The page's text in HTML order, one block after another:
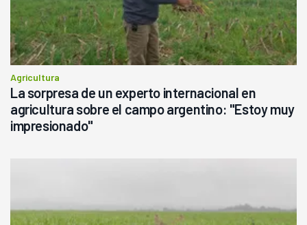
Agricultura
La sorpresa de un experto internacional en
agricultura sobre el campo argentino: "Estoy muy
impresionado"